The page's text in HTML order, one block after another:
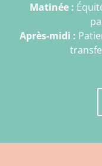
Matinée :
Après-midi :